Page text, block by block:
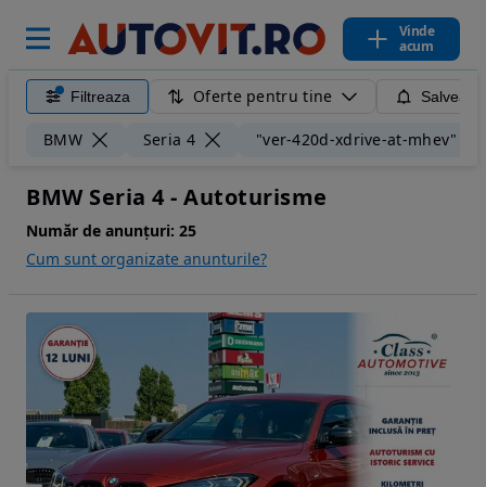
Vinde
acum
Filtreaza Oferte pentru tine
BMW Seria 4 "ver-420d-xdrive-at-mhev"
BMW Seria 4 - Autoturisme
Număr de anunțuri: 25
Cum sunt organizate anunturile?